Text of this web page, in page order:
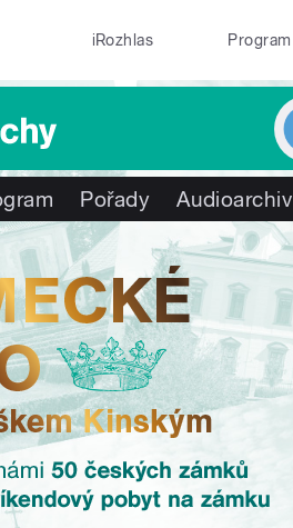
iRozhlas Program
Pořady Audioarchiv